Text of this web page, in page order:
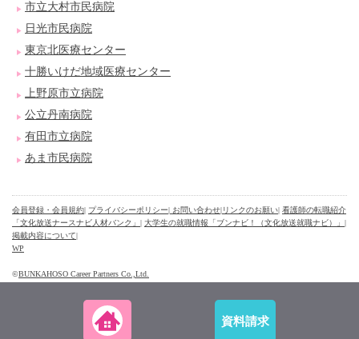
資料請求
市立大村市民病院
日光市民病院
東京北医療センター
十勝いけだ地域医療センター
上野原市立病院
公立丹南病院
有田市立病院
あま市民病院
会員登録・会員規約| プライバシーポリシー| お問い合わせ|リンクのお願い| 看護師の転職紹介
「文化放送ナースナビ人材バンク」 | 大学生の就職情報「ブンナビ！（文化放送就職ナビ）」 |
掲載内容について|
WP
©BUNKAHOSO Career Partners Co.,Ltd.